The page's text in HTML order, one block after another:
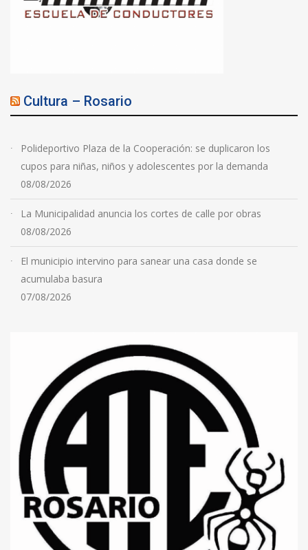
Cultura – Rosario
Polideportivo Plaza de la Cooperación: se duplicaron los
cupos para niñas, niños y adolescentes por la demanda
08/08/2026
La Municipalidad anuncia los cortes de calle por obras
08/08/2026
El municipio intervino para sanear una casa donde se
acumulaba basura
07/08/2026